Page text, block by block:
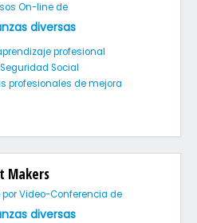
On-line de
diversas
profesional
Social
profesionales de mejora
Makers
Video-Conferencia de
diversas